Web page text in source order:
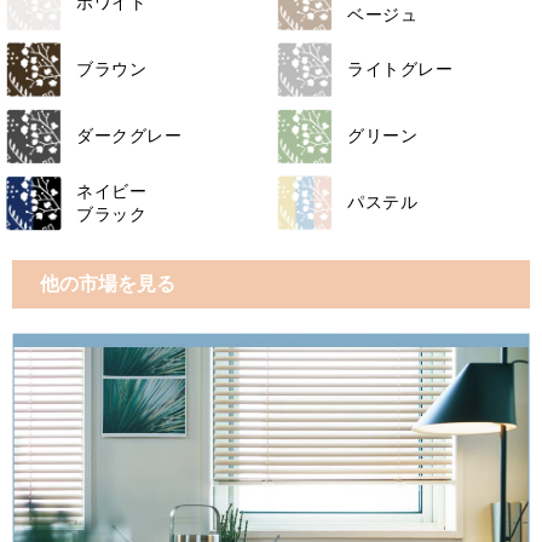
ベージュ
ブラウン ライトグレー
ダークグレー グリーン
ネイビー
ブラック
パステル
他の市場を見る